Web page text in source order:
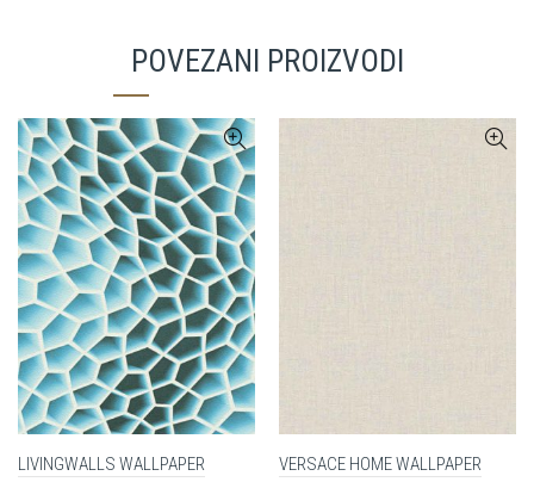
POVEZANI PROIZVODI
LIVINGWALLS WALLPAPER
VERSACE HOME WALLPAPER